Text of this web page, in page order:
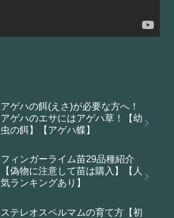
アゲハの餌(えさ)が必要な方へ！
アゲハのエサにはアゲハ草！【幼
虫の餌】【アゲハ蝶】
フィンガーライム苗29品種紹介
【偽物に注意して苗は購入】【人
気ランキングあり】
ステレオスペルマムの育て方【初